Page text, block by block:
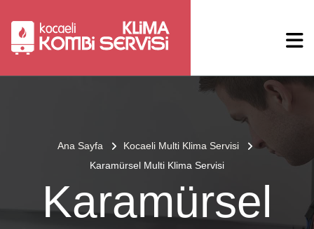
Ana Sayfa
Kocaeli Multi Klima Servisi
Karamürsel Multi Klima Servisi
Karamürsel